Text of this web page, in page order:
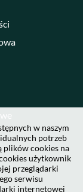
w naszym
potrzeb
plików cookies na
użytkownik
przeglądarki
serwisu
internetowej